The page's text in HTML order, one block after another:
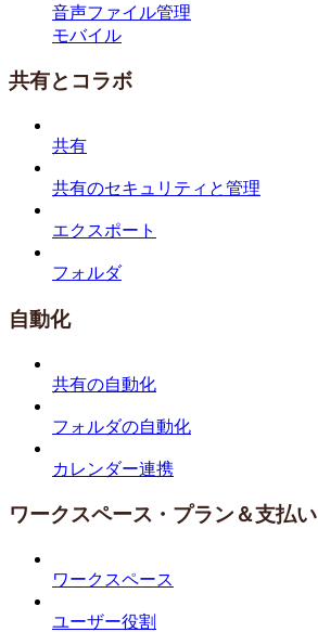
音声ファイル管理
モバイル
共有とコラボ
共有
共有のセキュリティと管理
エクスポート
フォルダ
自動化
共有の自動化
フォルダの自動化
カレンダー連携
ワークスペース・プラン＆支払い
ワークスペース
ユーザー役割